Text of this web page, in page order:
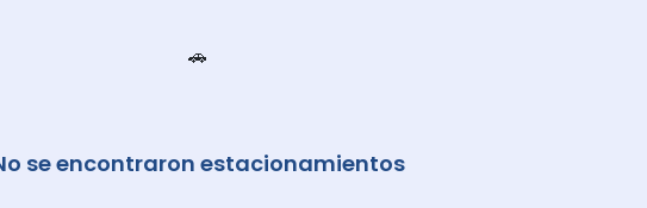
🚗
se encontraron estacionamientos